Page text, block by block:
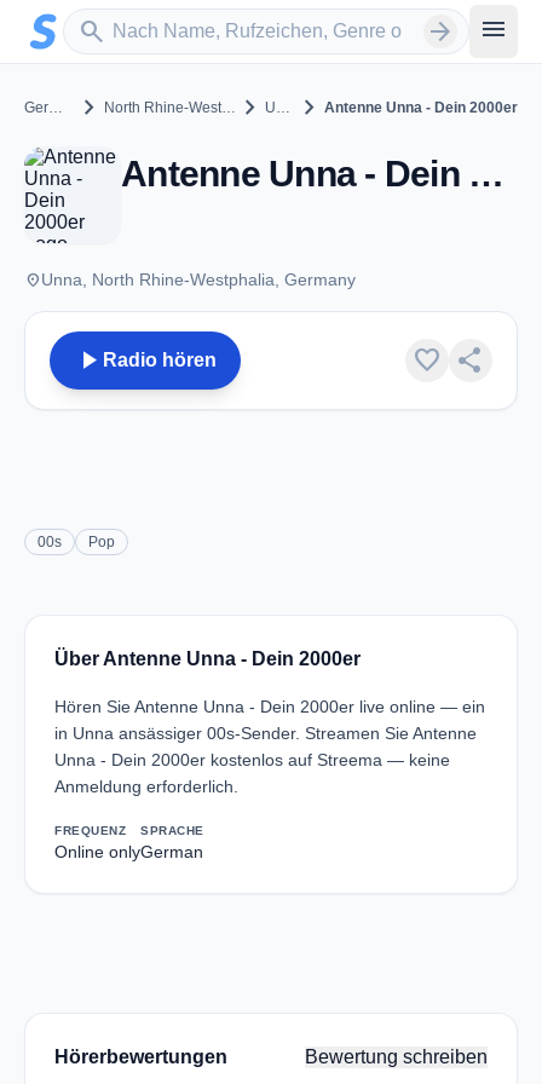
Zum Hauptinhalt springen
search
Sender suchen arrow_forward menu
Germany chevron_right North Rhine-Westphalia chevron_right Unna chevron_right Antenne Unna - Dein 2000er
Antenne Unna - Dein 2000er - Unna
placeUnna, North Rhine-Westphalia, Germany
play_arrow Radio hören favorite share
00s Pop
Über Antenne Unna - Dein 2000er
Hören Sie Antenne Unna - Dein 2000er live online — ein
in Unna ansässiger 00s-Sender. Streamen Sie Antenne
Unna - Dein 2000er kostenlos auf Streema — keine
Anmeldung erforderlich.
FREQUENZ
Online only
SPRACHE
German
Hörerbewertungen Bewertung schreiben